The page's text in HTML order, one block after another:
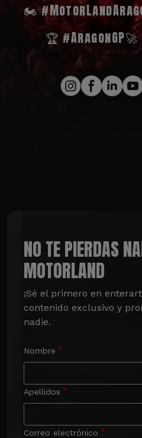
🏍️
🏆 #AragonGP🚀
NO TE PIERDAS
MOTORLAND
¡Sé el primero en
contenido exclusivo y
nadie.
Nombre
Apellidos
Correo electrónico